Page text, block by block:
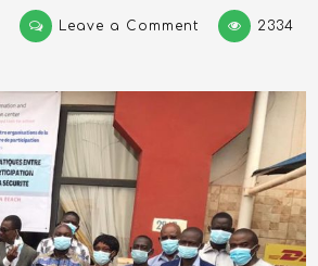
Leave a Comment
de
la
région
du
Liptako-
2334